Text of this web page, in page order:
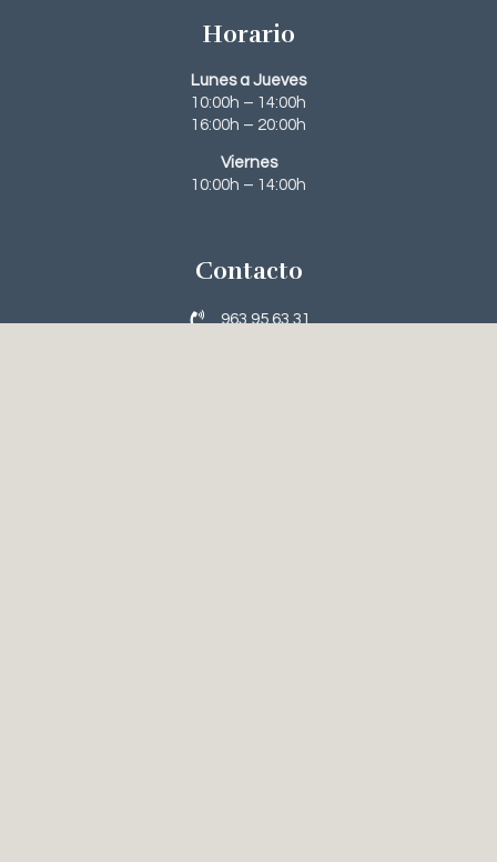
Horario
Lunes a Jueves
10:00h – 14:00h
16:00h – 20:00h
Viernes
10:00h – 14:00h
Contacto
963 95 63 31‬